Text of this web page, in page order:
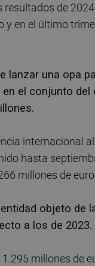
de
y en el último
lanzar una opa
el conjunto
internacional
hasta
millones de
objeto de
a los de 2023.
millones de